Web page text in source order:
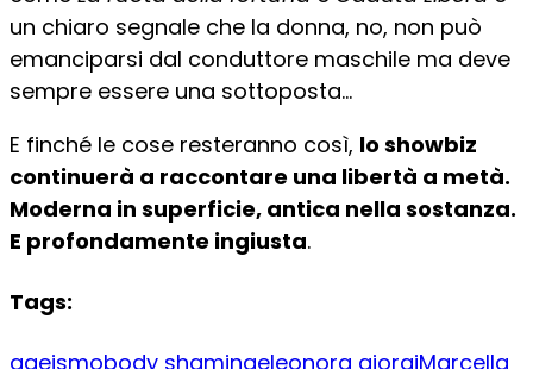
un chiaro segnale che la donna, no, non può
emanciparsi dal conduttore maschile ma deve
sempre essere una sottoposta…
E finché le cose resteranno così, lo showbiz
continuerà a raccontare una libertà a metà.
Moderna in superficie, antica nella sostanza.
E profondamente ingiusta.
Tags:
ageismobody shamingeleonora giorgiMarcella